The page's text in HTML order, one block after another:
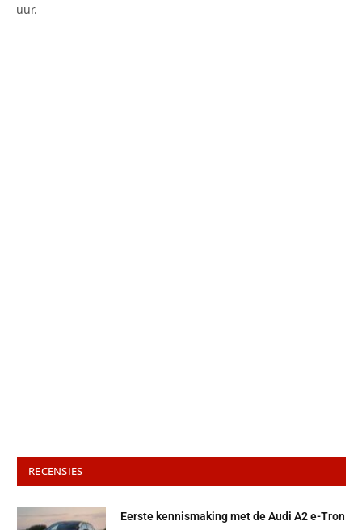
uur.
RECENSIES
Eerste kennismaking met de Audi A2 e-Tron